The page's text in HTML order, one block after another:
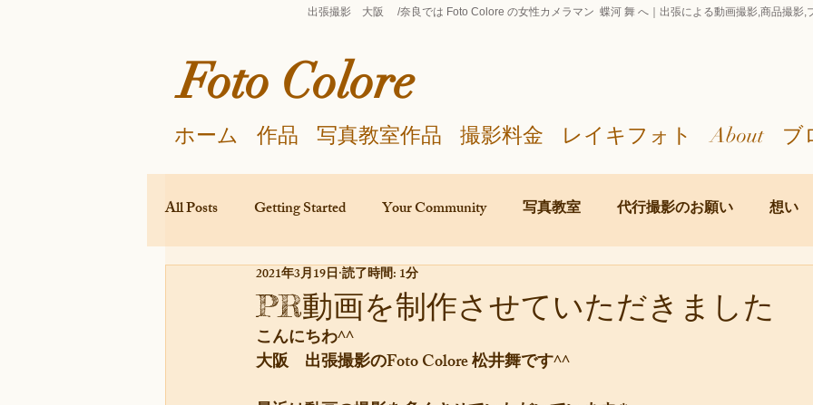
出張撮影 大阪 /奈良では Foto Colore の女性カメラマン 蝶河 舞 へ｜出張による動画撮影,商品撮影,
Foto Colore
ホーム 作品 写真教室作品 撮影料金 レイキフォト About ブ
All Posts Getting Started Your Community 写真教室 代行撮影のお願い 想い
撮影遠足 絵画
PR動画を制作させていただきました
2021年3月19日 読了時間: 1分
こんにちわ^^
大阪　出張撮影のFoto Colore 松井舞です^^